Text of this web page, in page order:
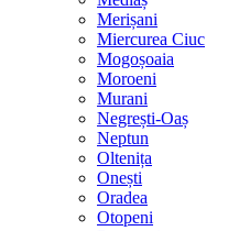
Merișani
Miercurea Ciuc
Mogoșoaia
Moroeni
Murani
Negrești-Oaș
Neptun
Oltenița
Onești
Oradea
Otopeni